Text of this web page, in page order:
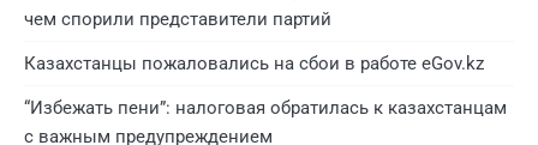
чем спорили представители партий
Казахстанцы пожаловались на сбои в работе eGov.kz
“Избежать пени”: налоговая обратилась к казахстанцам
с важным предупреждением